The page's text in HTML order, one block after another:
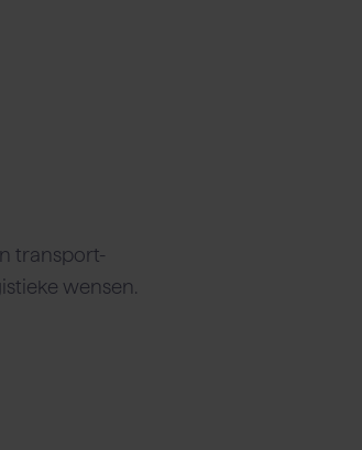
transport-
wensen.